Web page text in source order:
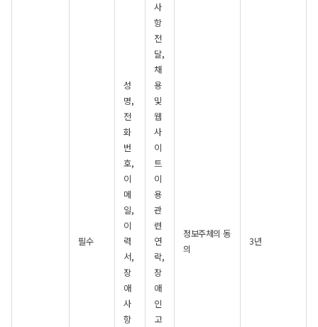
필수
성
명,
전
화
번
호,
이
메
일,
이
력
서,
장
애
사
항
사
항
전
달,
채
용
및
웹
사
이
트
이
용
관
련
연
락,
장
애
인
고
정보주체의 동
의
3년